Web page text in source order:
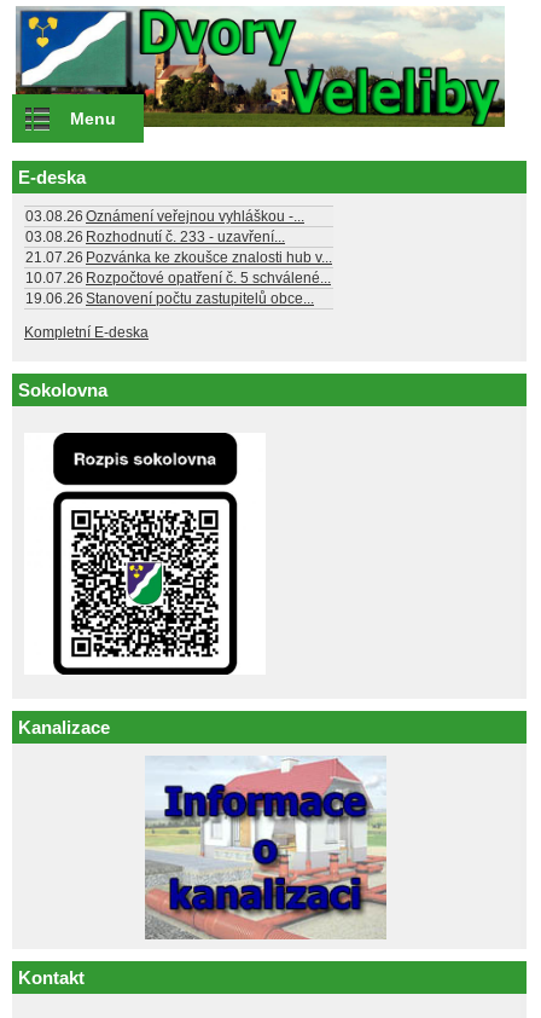
Přejít k hlavnímu obsahu
Menu
E-deska
03.08.26 Oznámení veřejnou vyhláškou -...
03.08.26 Rozhodnutí č. 233 - uzavření...
21.07.26 Pozvánka ke zkoušce znalosti hub v...
10.07.26 Rozpočtové opatření č. 5 schválené...
19.06.26 Stanovení počtu zastupitelů obce...
Kompletní E-deska
Sokolovna
Kanalizace
Kontakt